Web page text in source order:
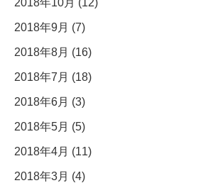
2018年9月 (7)
2018年8月 (16)
2018年7月 (18)
2018年6月 (3)
2018年5月 (5)
2018年4月 (11)
2018年3月 (4)